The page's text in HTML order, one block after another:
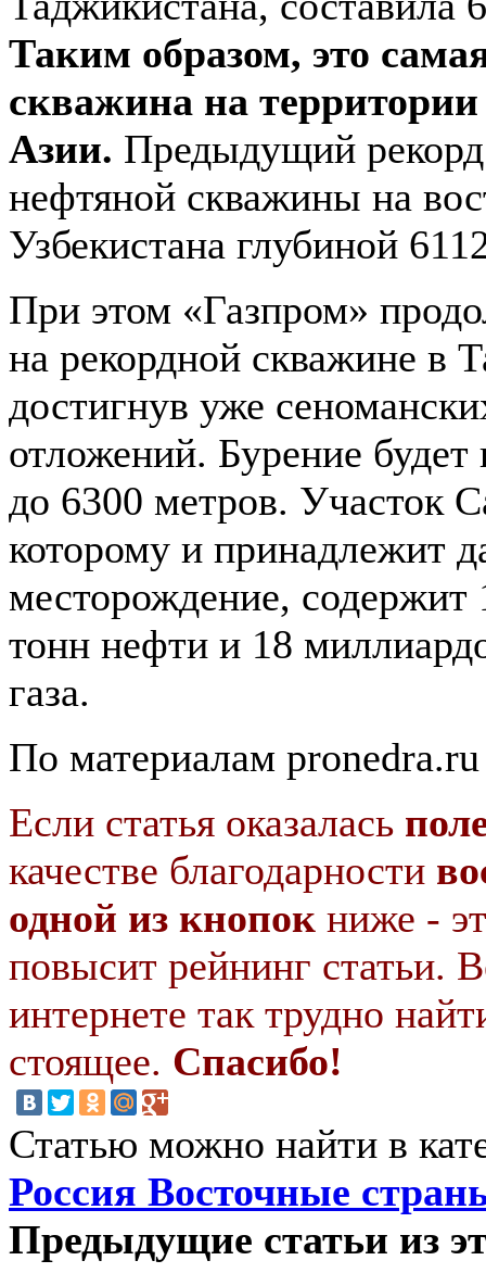
Таким образом, это
скважина на
Азии. Предыдущий
нефтяной скважины на
Узбекистана глубиной
При этом «Газпром»
на рекордной скважине в
достигнув уже
отложений. Бурение будет
до 6300 метров. Участок
которому и принадлежит
месторождение, содержит
тонн нефти и 18
газа.
По материалам pronedra.ru
Если статья оказалась
качестве благодарности
одной из кнопок ниже -
повысит рейнинг статьи.
интернете так трудно
стоящее. Спасибо!
Статью можно найти в
Россия Восточные
Предыдущие статьи из